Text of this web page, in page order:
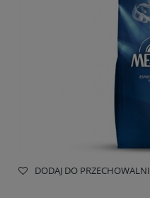
DODAJ DO PRZECHOWALNI